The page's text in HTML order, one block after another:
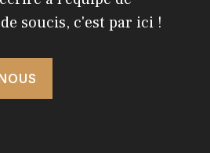
soucis, c'est par ici !